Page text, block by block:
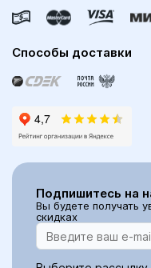
Способы доставки
Подпишитесь на
Вы будете получать
скидках